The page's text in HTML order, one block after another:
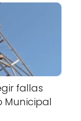
fallas
Municipal